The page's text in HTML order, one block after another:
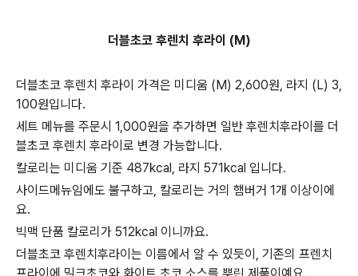
더블초코 후렌치 후라이 (M)
더블초코 후렌치 후라이 가격은 미디움 (M) 2,600원, 라지 (L) 3,
100원입니다.
세트 메뉴를 주문시 1,000원을 추가하면 일반 후렌치후라이를 더
블초코 후렌치 후라이로 변경 가능합니다.
칼로리는 미디움 기준 487kcal, 라지 571kcal 입니다.
사이드메뉴임에도 불구하고, 칼로리는 거의 햄버거 1개 이상이에
요.
빅맥 단품 칼로리가 512kcal 이니까요.
더블초코 후렌치후라이는 이름에서 알 수 있듯이, 기존의 프렌치